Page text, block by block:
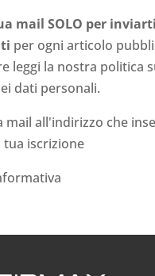
mail SOLO per inviarti
per ogni articolo
leggi la nostra politica
dati personali.
mail all'indirizzo che
iscrizione